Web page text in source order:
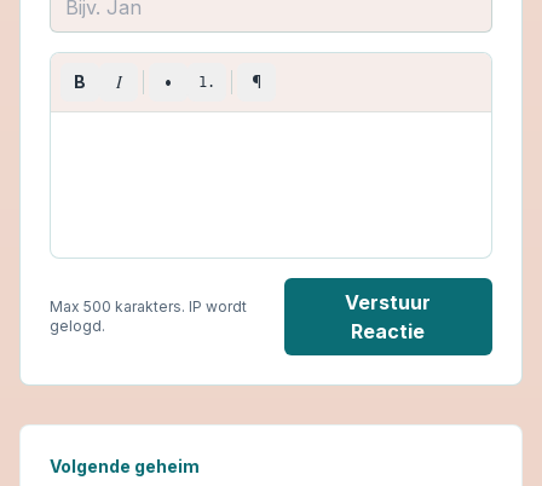
B I • 1. ¶
Max 500 karakters. IP wordt
gelogd.
Verstuur
Reactie
Volgende geheim